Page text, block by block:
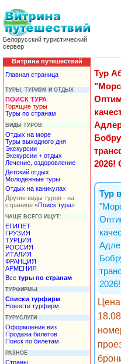
Белорусский туристический
сервер
Витрина путешествий
Главная страница
ТУРЫ, ТУРИЗМ И ОТДЫХ
ПОИСК ТУРА
Горящие туры
Туры по странам
ВИДЫ ТУРОВ:
Отдых на море
Туры выходного дня
Экскурсии
Экскурсии + отдых
Лечение, оздоровление
Детский отдых
Молодежные туры
Отдых на каникулах
Другие виды туров - на
странице «Поиск тура»
ЧАЩЕ ВСЕГО ИЩУТ:
ЕГИПЕТ
ГРУЗИЯ
ТУРЦИЯ
РОССИЯ
ИТАЛИЯ
ФРАНЦИЯ
АРМЕНИЯ
Все туры по странам
ТУРФИРМЫ
Списки турфирм
Новости турфирм
ТУРУСЛУГИ
Оформление виз
Продажа билетов
Поиск по билетам
РАЗНОЕ
Страны
Тур
2026!
Тур